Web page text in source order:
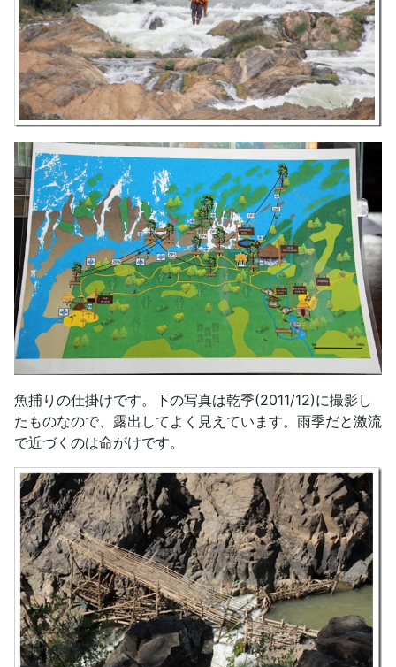
魚捕りの仕掛けです。下の写真は乾季(2011/12)に撮影し
たものなので、露出してよく見えています。雨季だと激流
で近づくのは命がけです。